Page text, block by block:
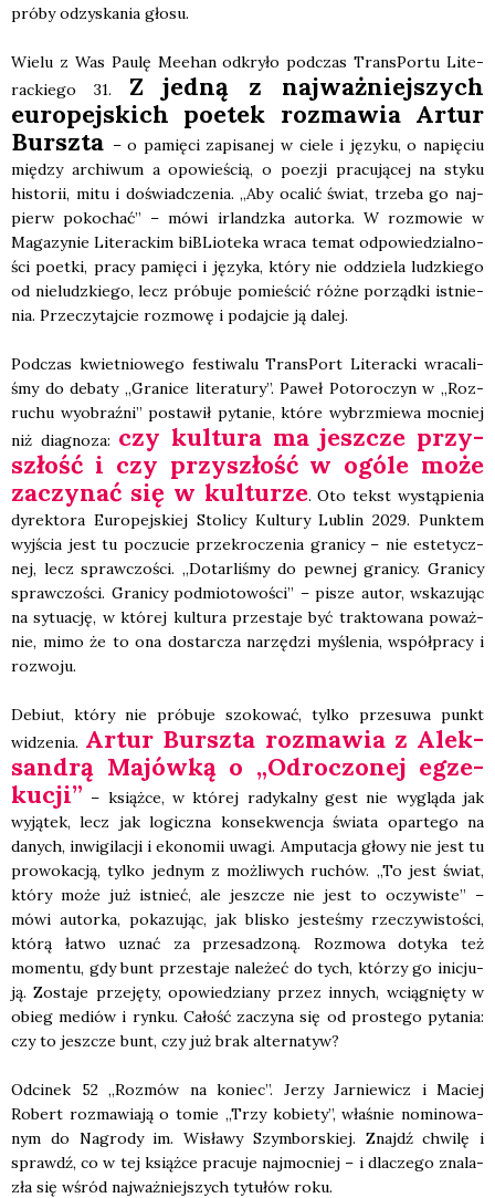
pró­by odzy­ska­nia gło­su.
Wie­lu z Was Pau­lę Meehan odkry­ło pod­czas Trans­Por­tu Lite­
rac­kie­go 31. Z jed­ną z naj­waż­niej­szych
euro­pej­skich poetek roz­ma­wia Artur
Bursz­ta – o pamię­ci zapi­sa­nej w cie­le i języ­ku, o napię­ciu
mię­dzy archi­wum a opo­wie­ścią, o poezji pra­cu­ją­cej na sty­ku
histo­rii, mitu i doświad­cze­nia. „Aby oca­lić świat, trze­ba go naj­
pierw poko­chać” – mówi irlandz­ka autor­ka. W roz­mo­wie w
Maga­zy­nie Lite­rac­kim biBLio­te­ka wra­ca temat odpo­wie­dzial­no­
ści poet­ki, pra­cy pamię­ci i języ­ka, któ­ry nie oddzie­la ludz­kie­go
od nie­ludz­kie­go, lecz pró­bu­je pomie­ścić róż­ne porząd­ki ist­nie­
nia. Prze­czy­taj­cie roz­mo­wę i podaj­cie ją dalej.
Pod­czas kwiet­nio­we­go festi­wa­lu Trans­Port Lite­rac­ki wra­ca­li­
śmy do deba­ty „Gra­ni­ce lite­ra­tu­ry”. Paweł Poto­ro­czyn w „Roz­
ru­chu wyobraź­ni” posta­wił pyta­nie, któ­re wybrzmie­wa moc­niej
niż dia­gno­za: czy kul­tu­ra ma jesz­cze przy­
szłość i czy przy­szłość w ogó­le może
zaczy­nać się w kul­tu­rze. Oto tekst wystą­pie­nia
dyrek­to­ra Euro­pej­skiej Sto­li­cy Kul­tu­ry Lublin 2029. Punk­tem
wyj­ścia jest tu poczu­cie prze­kro­cze­nia gra­ni­cy – nie este­tycz­
nej, lecz spraw­czo­ści. „Dotar­li­śmy do pew­nej gra­ni­cy. Gra­ni­cy
spraw­czo­ści. Gra­ni­cy pod­mio­to­wo­ści” – pisze autor, wska­zu­jąc
na sytu­ację, w któ­rej kul­tu­ra prze­sta­je być trak­to­wa­na poważ­
nie, mimo że to ona dostar­cza narzę­dzi myśle­nia, współ­pra­cy i
roz­wo­ju.
Debiut, któ­ry nie pró­bu­je szo­ko­wać, tyl­ko prze­su­wa punkt
widze­nia. Artur Bursz­ta roz­ma­wia z Alek­
san­drą Majów­ką o „Odro­czo­nej egze­
ku­cji” – książ­ce, w któ­rej rady­kal­ny gest nie wyglą­da jak
wyją­tek, lecz jak logicz­na kon­se­kwen­cja świa­ta opar­te­go na
danych, inwi­gi­la­cji i eko­no­mii uwa­gi. Ampu­ta­cja gło­wy nie jest tu
pro­wo­ka­cją, tyl­ko jed­nym z moż­li­wych ruchów. „To jest świat,
któ­ry może już ist­nieć, ale jesz­cze nie jest to oczy­wi­ste” –
mówi autor­ka, poka­zu­jąc, jak bli­sko jeste­śmy rze­czy­wi­sto­ści,
któ­rą łatwo uznać za prze­sa­dzo­ną. Roz­mo­wa doty­ka też
momen­tu, gdy bunt prze­sta­je nale­żeć do tych, któ­rzy go ini­cju­
ją. Zosta­je prze­ję­ty, opo­wie­dzia­ny przez innych, wcią­gnię­ty w
obieg mediów i ryn­ku. Całość zaczy­na się od pro­ste­go pyta­nia:
czy to jesz­cze bunt, czy już brak alter­na­tyw?
Odci­nek 52 „Roz­mów na koniec”. Jerzy Jar­nie­wicz i Maciej
Robert roz­ma­wia­ją o tomie „Trzy kobie­ty”, wła­śnie nomi­no­wa­
nym do Nagro­dy im. Wisła­wy Szym­bor­skiej. Znajdź chwi­lę i
sprawdź, co w tej książ­ce pra­cu­je naj­moc­niej – i dla­cze­go zna­la­
zła się wśród naj­waż­niej­szych tytu­łów roku.